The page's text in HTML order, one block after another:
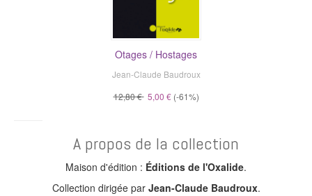
Otages / Hostages
Jean-Claude Baudroux
12,80 € 5,00 € (-61%)
A propos de la collection
Maison d'édition : Éditions de l'Oxalide.
Collection dirigée par Jean-Claude Baudroux.